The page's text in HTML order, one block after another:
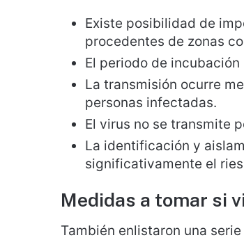
Existe posibilidad de
procedentes de zonas
El periodo de
La transmisión ocurre
personas infectadas.
El virus no se transmite
La identificación y
significativamente el
Medidas a tomar si
También enlistaron una